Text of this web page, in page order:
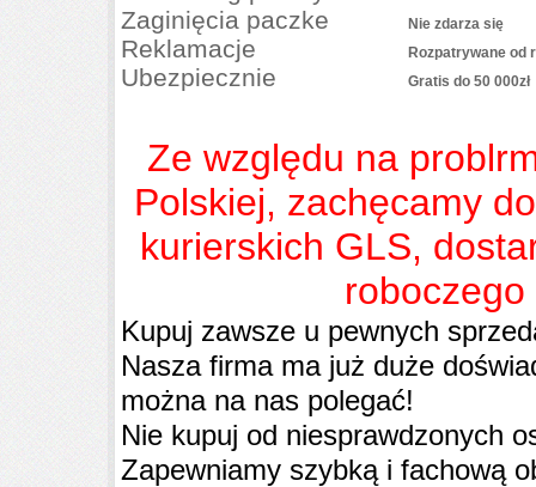
Zaginięcia paczke Nie zdarza się
Reklamacje Rozpatrywane od
Ubezpiecznie Gratis do 50 000zł
Ze względu na
Polskiej, zachęcamy
kurierskich GLS,
roboczego
Kupuj zawsze u pewnych
Nasza firma ma już duże
można na nas polegać!
Nie kupuj od niesprawdzonych
Zapewniamy szybką i fachową